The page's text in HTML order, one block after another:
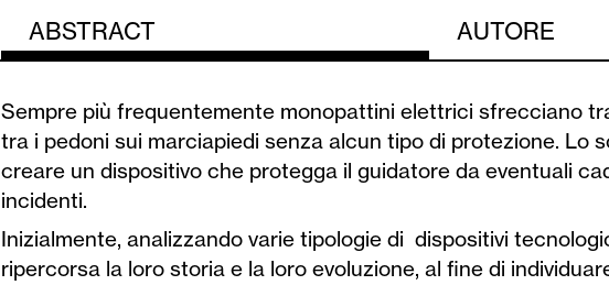
ABSTRACT AUTORE
Sempre più frequentemente monopattini elettrici sfrecciano
tra i pedoni sui marciapiedi senza alcun tipo di protezione. Lo
creare un dispositivo che protegga il guidatore da eventuali
incidenti.
Inizialmente, analizzando varie tipologie di dispositivi
ripercorsa la loro storia e la loro evoluzione, al fine di